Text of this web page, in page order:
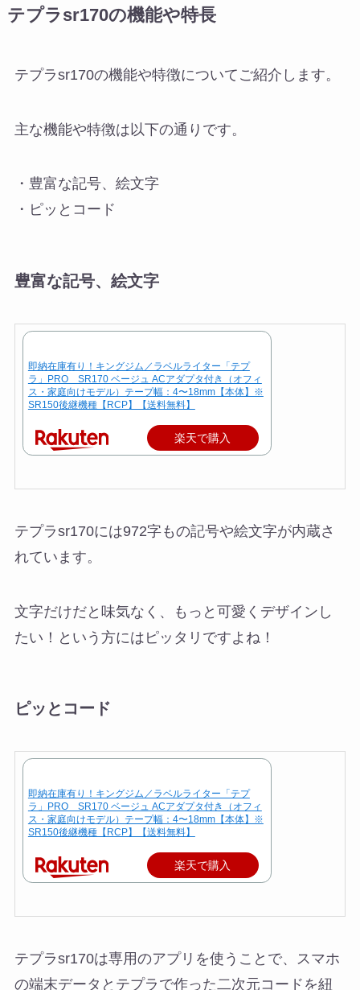
テプラsr170の機能や特長
テプラsr170の機能や特徴についてご紹介します。
主な機能や特徴は以下の通りです。
・豊富な記号、絵文字
・ピッとコード
豊富な記号、絵文字
即納在庫有り！キングジム／ラベルライター「テプ
ラ」PRO SR170 ベージュ ACアダプタ付き（オフィ
ス・家庭向けモデル）テープ幅：4〜18mm【本体】※
SR150後継機種【RCP】【送料無料】
楽天で購入
テプラsr170には972字もの記号や絵文字が内蔵さ
れています。
文字だけだと味気なく、もっと可愛くデザインし
たい！という方にはピッタリですよね！
ピッとコード
即納在庫有り！キングジム／ラベルライター「テプ
ラ」PRO SR170 ベージュ ACアダプタ付き（オフィ
ス・家庭向けモデル）テープ幅：4〜18mm【本体】※
SR150後継機種【RCP】【送料無料】
楽天で購入
テプラsr170は専用のアプリを使うことで、スマホ
の端末データとテプラで作った二次元コードを紐